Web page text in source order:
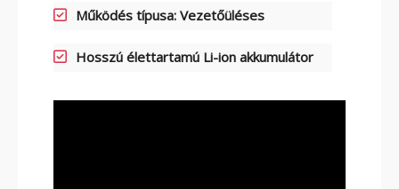
TARGONCA
Működés típusa: Vezetőüléses
Hosszú élettartamú Li-ion akkumulátor